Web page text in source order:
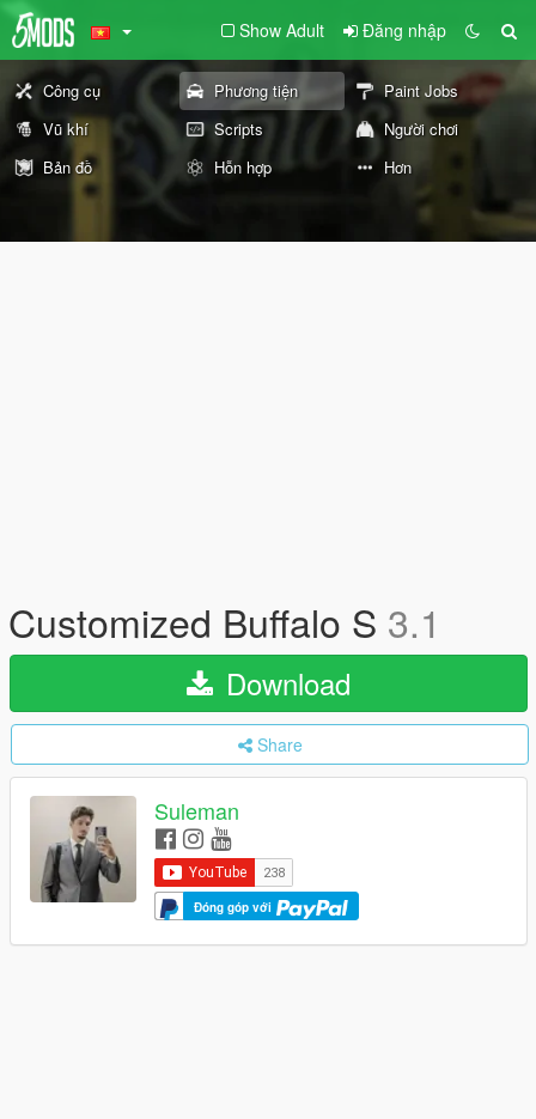
Show Adult Đăng nhập
Công cụ Phương tiện
Paint Jobs
Vũ khí
Scripts
Người chơi
Bản đồ
Hỗn hợp Hơn
Customized Buffalo S 3.1
Download
Share
Suleman
Đóng góp với